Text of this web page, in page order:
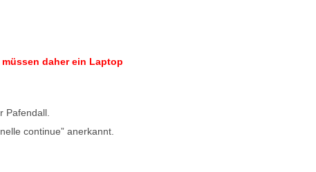
daher ein Laptop
Pafendall.
continue” anerkannt.